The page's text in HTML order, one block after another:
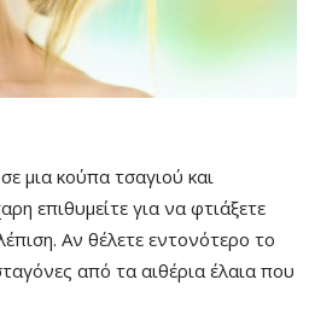
μια κούπα τσαγιού και
επιθυμείτε για να φτιάξετε
Αν θέλετε εντονότερο το
από τα αιθέρια έλαια που